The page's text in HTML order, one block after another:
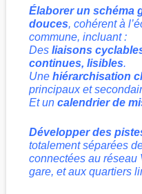
Élaborer un schéma
douces , cohérent à
commune, incluant :
Des liaisons
continues, lisibles
Une hiérarchisation
principaux et
Et un calendrier de
Développer des
totalement séparées
connectées au réseau
gare, et aux quartiers